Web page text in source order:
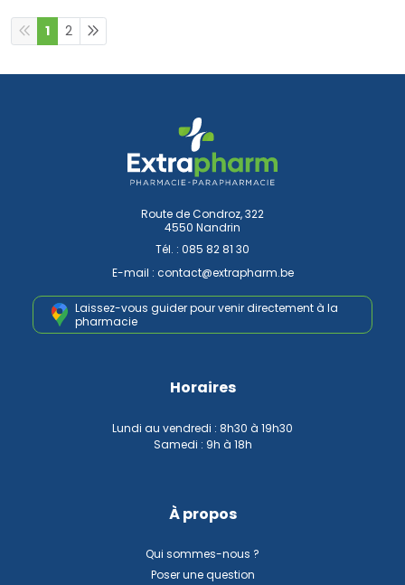
1 2
Route de Condroz, 322
4550 Nandrin
Tél. : 085 82 81 30
E-mail : contact@extrapharm.be
Laissez-vous guider pour venirdirectement à la
pharmacie
Horaires
Lundi au vendredi : 8h30 à 19h30
Samedi : 9h à 18h
À propos
Qui sommes-nous ?
Poser une question